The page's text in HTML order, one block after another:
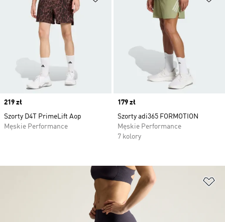
Price
219 zł
Szorty D4T PrimeLift Aop
Męskie Performance
Price
179 zł
Szorty adi365 FORMOTION
Męskie Performance
7 kolory